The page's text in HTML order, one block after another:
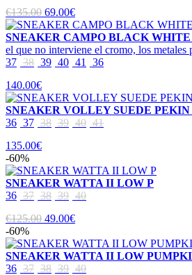
€135.00 69.00€
SNEAKER CAMPO BLACK WHITE
el que no interviene el cromo, los
37 38 39 40 41
36
140.00€
SNEAKER VOLLEY SUEDE PEKIN
36 37 38 39 40 41
135.00€
-60%
SNEAKER WATTA II LOW P
36 37 38 39 40
€125.00 49.00€
-60%
SNEAKER WATTA II LOW
36 37 38 39 40